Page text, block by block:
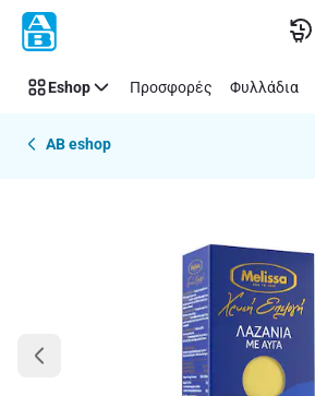
Παράλειψη
Eshop Προσφορές Φυλλάδια
AB eshop